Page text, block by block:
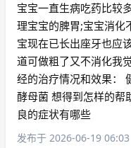
宝宝一直生病吃药比较
理宝宝的脾胃;宝宝消化
宝现在已长出座牙也应
道可做粗了又不消化我
经的治疗情况和效果：
酵母菌 想得到怎样的帮
良的症状有哪些
发布于 2026-06-19 06:03